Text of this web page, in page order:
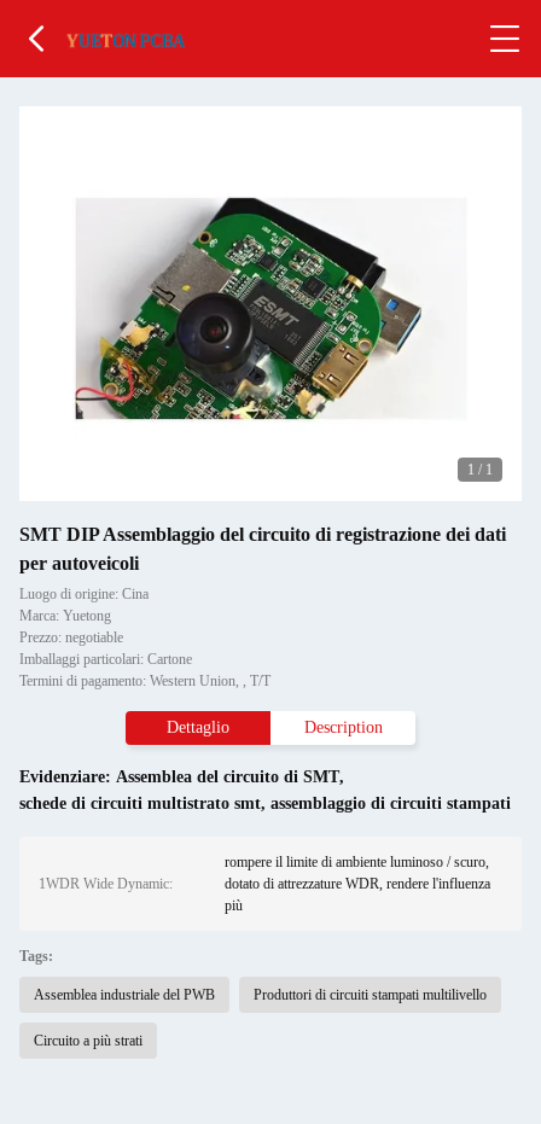
1 / 1
SMT DIP Assemblaggio del circuito di registrazione dei dati
per autoveicoli
Luogo di origine: Cina
Marca: Yuetong
Prezzo: negotiable
Imballaggi particolari: Cartone
Termini di pagamento: Western Union, , T/T
Dettaglio Description
Evidenziare: Assemblea del circuito di SMT,
schede di circuiti multistrato smt, assemblaggio di circuiti stampati
1WDR Wide Dynamic:
rompere il limite di ambiente luminoso / scuro,
dotato di attrezzature WDR, rendere l'influenza
più
Tags:
Assemblea industriale del PWB Produttori di circuiti stampati multilivello
Circuito a più strati